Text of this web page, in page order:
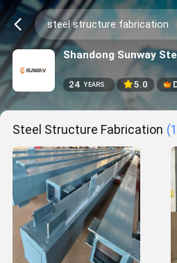
Shandong Sunway
24 YEARS 5.0
Steel Structure Fabrication